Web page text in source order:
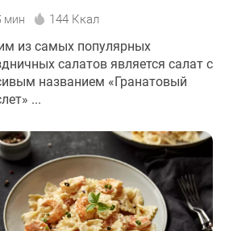
мин 144 Ккал
из самых популярных
салатов является салат с
названием «Гранатовый
...